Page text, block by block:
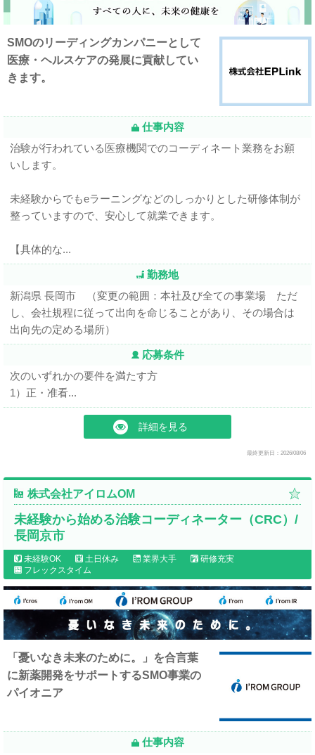
SMOのリーディングカンパニーとして
医療・ヘルスケアの発展に貢献してい
きます。
仕事内容
治験が行われている医療機関でのコーディネート業務をお願
いします。
未経験からでもeラーニングなどのしっかりとした研修体制が
整っていますので、安心して就業できます。
【具体的な...
勤務地
新潟県 長岡市 （変更の範囲：本社及び全ての事業場 ただ
し、会社規程に従って出向を命じることがあり、その場合は
出向先の定める場所）
応募条件
次のいずれかの要件を満たす方
1）正・准看...
詳細を見る
最終更新日：2026/08/06
株式会社アイロムOM
未経験から始める治験コーディネーター（CRC）/
長岡京市
未経験OK 土日休み 業界大手
研修充実
フレックスタイム
「憂いなき未来のために。」を合言葉
に新薬開発をサポートするSMO事業の
パイオニア
仕事内容